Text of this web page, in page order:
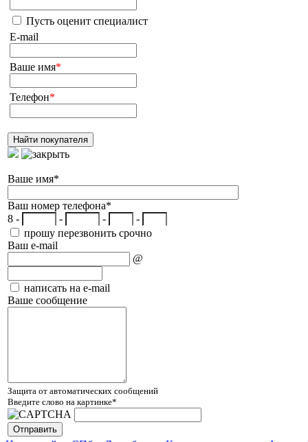
Пусть оценит специалист
E-mail
Ваше имя*
Телефон*
Ваше имя*
Ваш номер телефона*
8 -
- -
-
прошу перезвонить срочно
Ваш e-mail
@
написать на e-mail
Ваше сообщение
Защита от автоматических сообщений
Введите слово на картинке*